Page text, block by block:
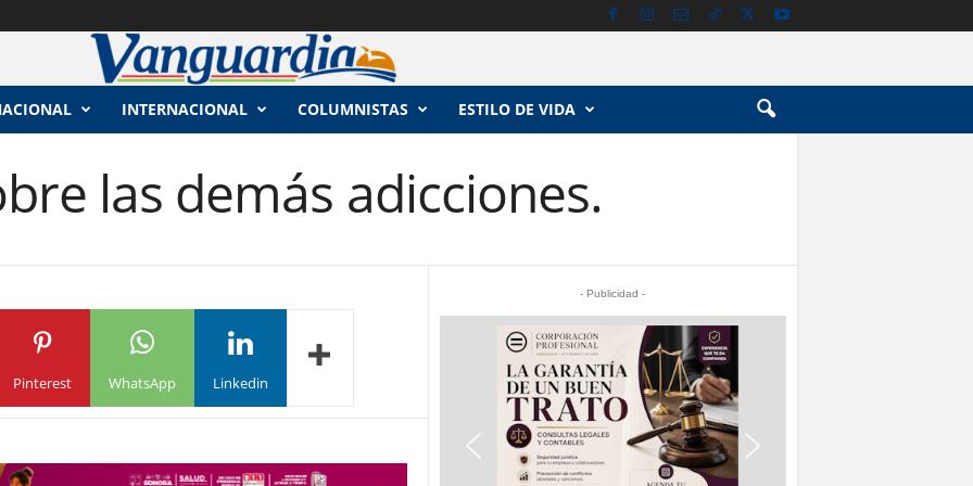
INTERNACIONAL COLUMNISTAS ESTILO DE VIDA
las demás adicciones.
Pinterest WhatsApp Linkedin
- Publicidad -